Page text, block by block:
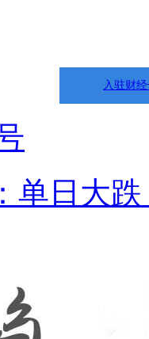
入驻财
单日大